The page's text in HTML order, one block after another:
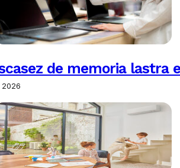
de memoria lastra